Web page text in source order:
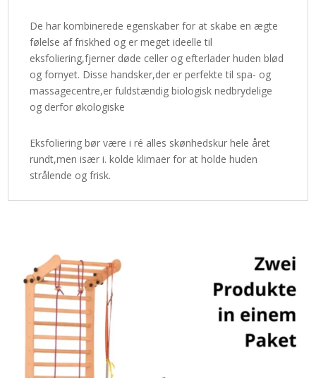
De har kombinerede egenskaber for at skabe en ægte
følelse af friskhed og er meget ideelle til
eksfoliering,fjerner døde celler og efterlader huden blød
og fornyet. Disse handsker,der er perfekte til spa- og
massagecentre,er fuldstændig biologisk nedbrydelige
og derfor økologiske
Eksfoliering bør være i ré alles skønhedskur hele året
rundt,men især i. kolde klimaer for at holde huden
strålende og frisk.